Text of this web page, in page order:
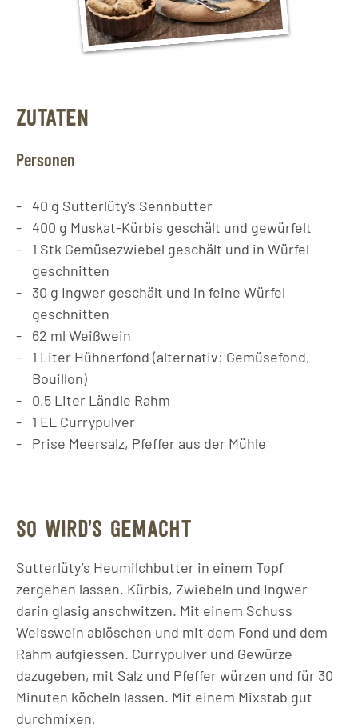
ZUTATEN
Personen
40 g Sutterlüty's Sennbutter
400 g Muskat-Kürbis geschält und gewürfelt
1 Stk Gemüsezwiebel geschält und in Würfel
geschnitten
30 g Ingwer geschält und in feine Würfel
geschnitten
62 ml Weißwein
1 Liter Hühnerfond (alternativ: Gemüsefond,
Bouillon)
0,5 Liter Ländle Rahm
1 EL Currypulver
Prise Meersalz, Pfeffer aus der Mühle
SO WIRD’S GEMACHT
Sutterlüty’s Heumilchbutter in einem Topf
zergehen lassen. Kürbis, Zwiebeln und Ingwer
darin glasig anschwitzen. Mit einem Schuss
Weisswein ablöschen und mit dem Fond und dem
Rahm aufgiessen. Currypulver und Gewürze
dazugeben, mit Salz und Pfeffer würzen und für 30
Minuten köcheln lassen. Mit einem Mixstab gut
durchmixen,